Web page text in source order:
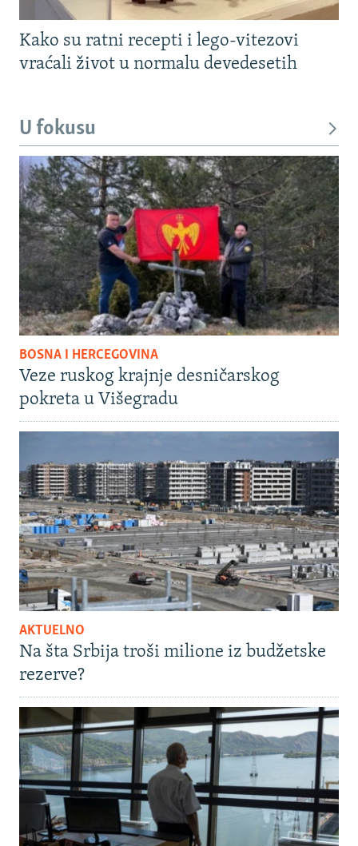
Kako su ratni recepti i lego-vitezovi
vraćali život u normalu devedesetih
U fokusu
BOSNA I HERCEGOVINA
Veze ruskog krajnje desničarskog
pokreta u Višegradu
AKTUELNO
Na šta Srbija troši milione iz budžetske
rezerve?